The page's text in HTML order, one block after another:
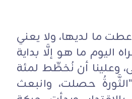
ما لديها، ولا يعني
اليوم ما هو إلَّا بداية
وعلينا أن نُخطِّط لمئة
حصلت، وانبعث